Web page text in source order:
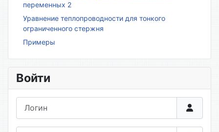
переменных 2
Уравнение теплопроводности для тонкого
ограниченного стержня
Примеры
Войти